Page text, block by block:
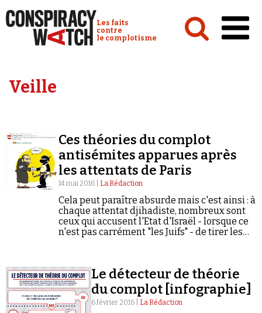
Conspiracy Watch :
Les faits
contre
le complotisme
Vidéos
Émissions
Revues de presse
Veille
Ces théories du complot
antisémites apparues après
les attentats de Paris
14 mai 2016 | La Rédaction
Cela peut paraître absurde mais c'est ainsi : à
chaque attentat djihadiste, nombreux sont
ceux qui accusent l'Etat d'Israël - lorsque ce
n'est pas carrément "les Juifs" - de tirer les
Le détecteur de théorie
du complot [infographie]
6 février 2016 | La Rédaction